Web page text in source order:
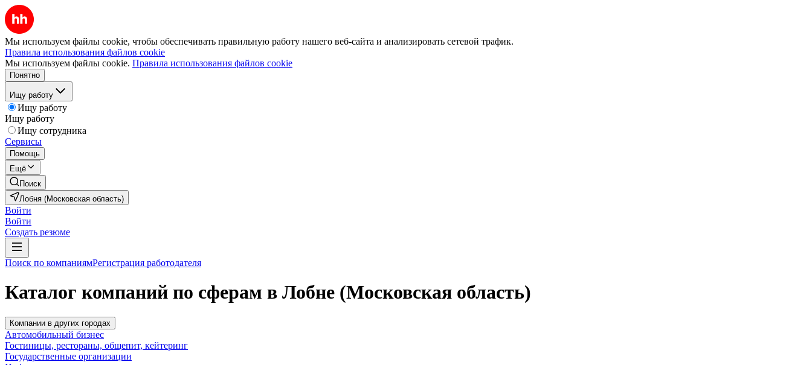
Мы используем файлы cookie, чтобы обеспечивать правильную работу нашего веб-сайта и анализировать сетевой трафик.
Правила использования файлов cookie
Мы используем файлы cookie. Правила использования файлов cookie
Понятно
Ищу работу
Ищу работу
Ищу работу
Ищу сотрудника
Сервисы
Помощь
Ещё
Поиск
Лобня (Московская область)
Войти
Войти
Создать резюме
Поиск по компаниямРегистрация работодателя
Каталог компаний по сферам в Лобне (Московская область)
Компании в других городах
Автомобильный бизнес
Гостиницы, рестораны, общепит, кейтеринг
Государственные организации